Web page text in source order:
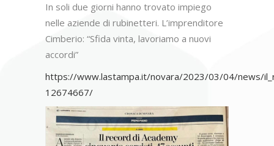
In soli due giorni hanno trovato impiego
nelle aziende di rubinetteri. L’imprenditore
Cimberio: “Sfida vinta, lavoriamo a nuovi
accordi”
https://www.lastampa.it/novara/2023/03/04/news/
12674667/